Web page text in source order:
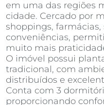
em uma das regiões
cidade. Cercado por
shoppings, farmácias,
conveniências,
muito mais
O imóvel possui
tradicional, com
distribuídos e
Conta com 3
proporcionando